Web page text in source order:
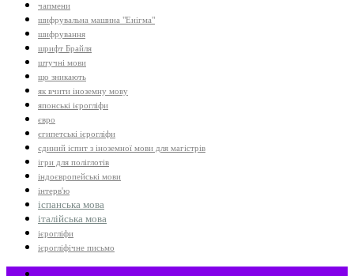
чапмени
шифрувальна машина "Енігма"
шифрування
шрифт Брайля
штучні мови
що зникають
як вчити іноземну мову
японські ієрогліфи
євро
єгипетські ієрогліфи
єдиний іспит з іноземної мови для магістрів
ігри для поліглотів
індоєвропейські мови
інтерв'ю
іспанська мова
італійська мова
ієрогліфи
ієрогліфічне письмо